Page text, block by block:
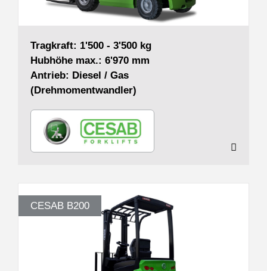
Tragkraft: 1'500 - 3'500 kg
Hubhöhe max.: 6'970 mm
Antrieb: Diesel / Gas
(Drehmomentwandler)
CESAB B200